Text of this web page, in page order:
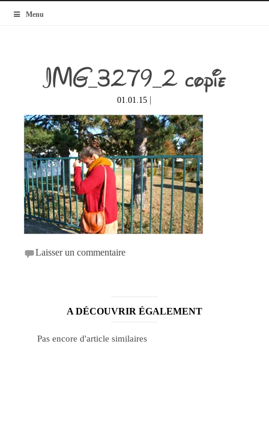
Menu
MyBlogMode
IMG_3279_2 copie
01.01.15 |
Laisser un commentaire
A DÉCOUVRIR ÉGALEMENT
Pas encore d'article similaires